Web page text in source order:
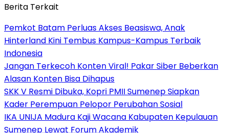
Berita Terkait
Pemkot Batam Perluas Akses Beasiswa, Anak
Hinterland Kini Tembus Kampus-Kampus Terbaik
Indonesia
Jangan Terkecoh Konten Viral! Pakar Siber Beberkan
Alasan Konten Bisa Dihapus
SKK V Resmi Dibuka, Kopri PMII Sumenep Siapkan
Kader Perempuan Pelopor Perubahan Sosial
IKA UNIJA Madura Kaji Wacana Kabupaten Kepulauan
Sumenep Lewat Forum Akademik